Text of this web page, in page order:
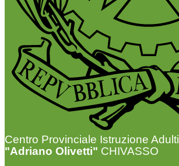
Centro Provinciale Istruzione Adulti
"Adriano Olivetti" CHIVASSO